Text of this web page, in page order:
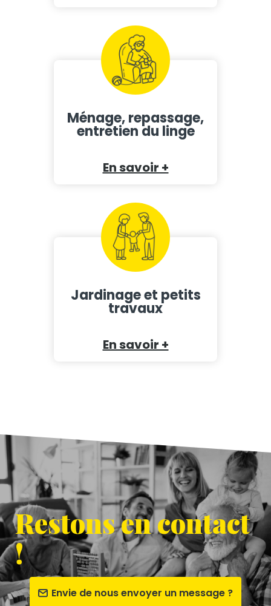
Ménage, repassage,
entretien du linge
En savoir +
Jardinage et petits
travaux
En savoir +
Restons en contact
!
Envie de nous envoyer un message ?